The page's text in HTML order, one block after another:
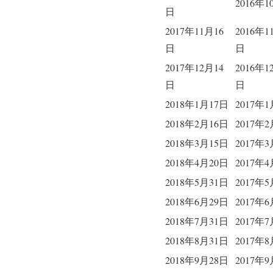
日
2017年11月16
日
2016年
日
2017年12月14
日
2016年
日
2018年1月17日
2017年1
2018年2月16日
2017年
2018年3月15日
2017年
2018年4月20日
2017年
2018年5月31日
2017年
2018年6月29日
2017年
2018年7月31日
2017年
2018年8月31日
2017年
2018年9月28日
2017年